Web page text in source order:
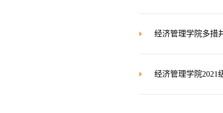
经济管理学院多措
经济管理学院2021